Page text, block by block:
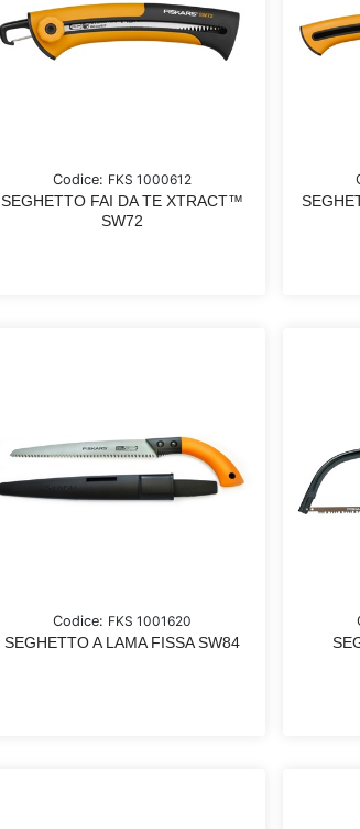
Codice: FKS 1000612
SEGHETTO FAI DA TE XTRACT™
SW72
Codice: FKS 1001620
SEGHETTO A LAMA FISSA SW84